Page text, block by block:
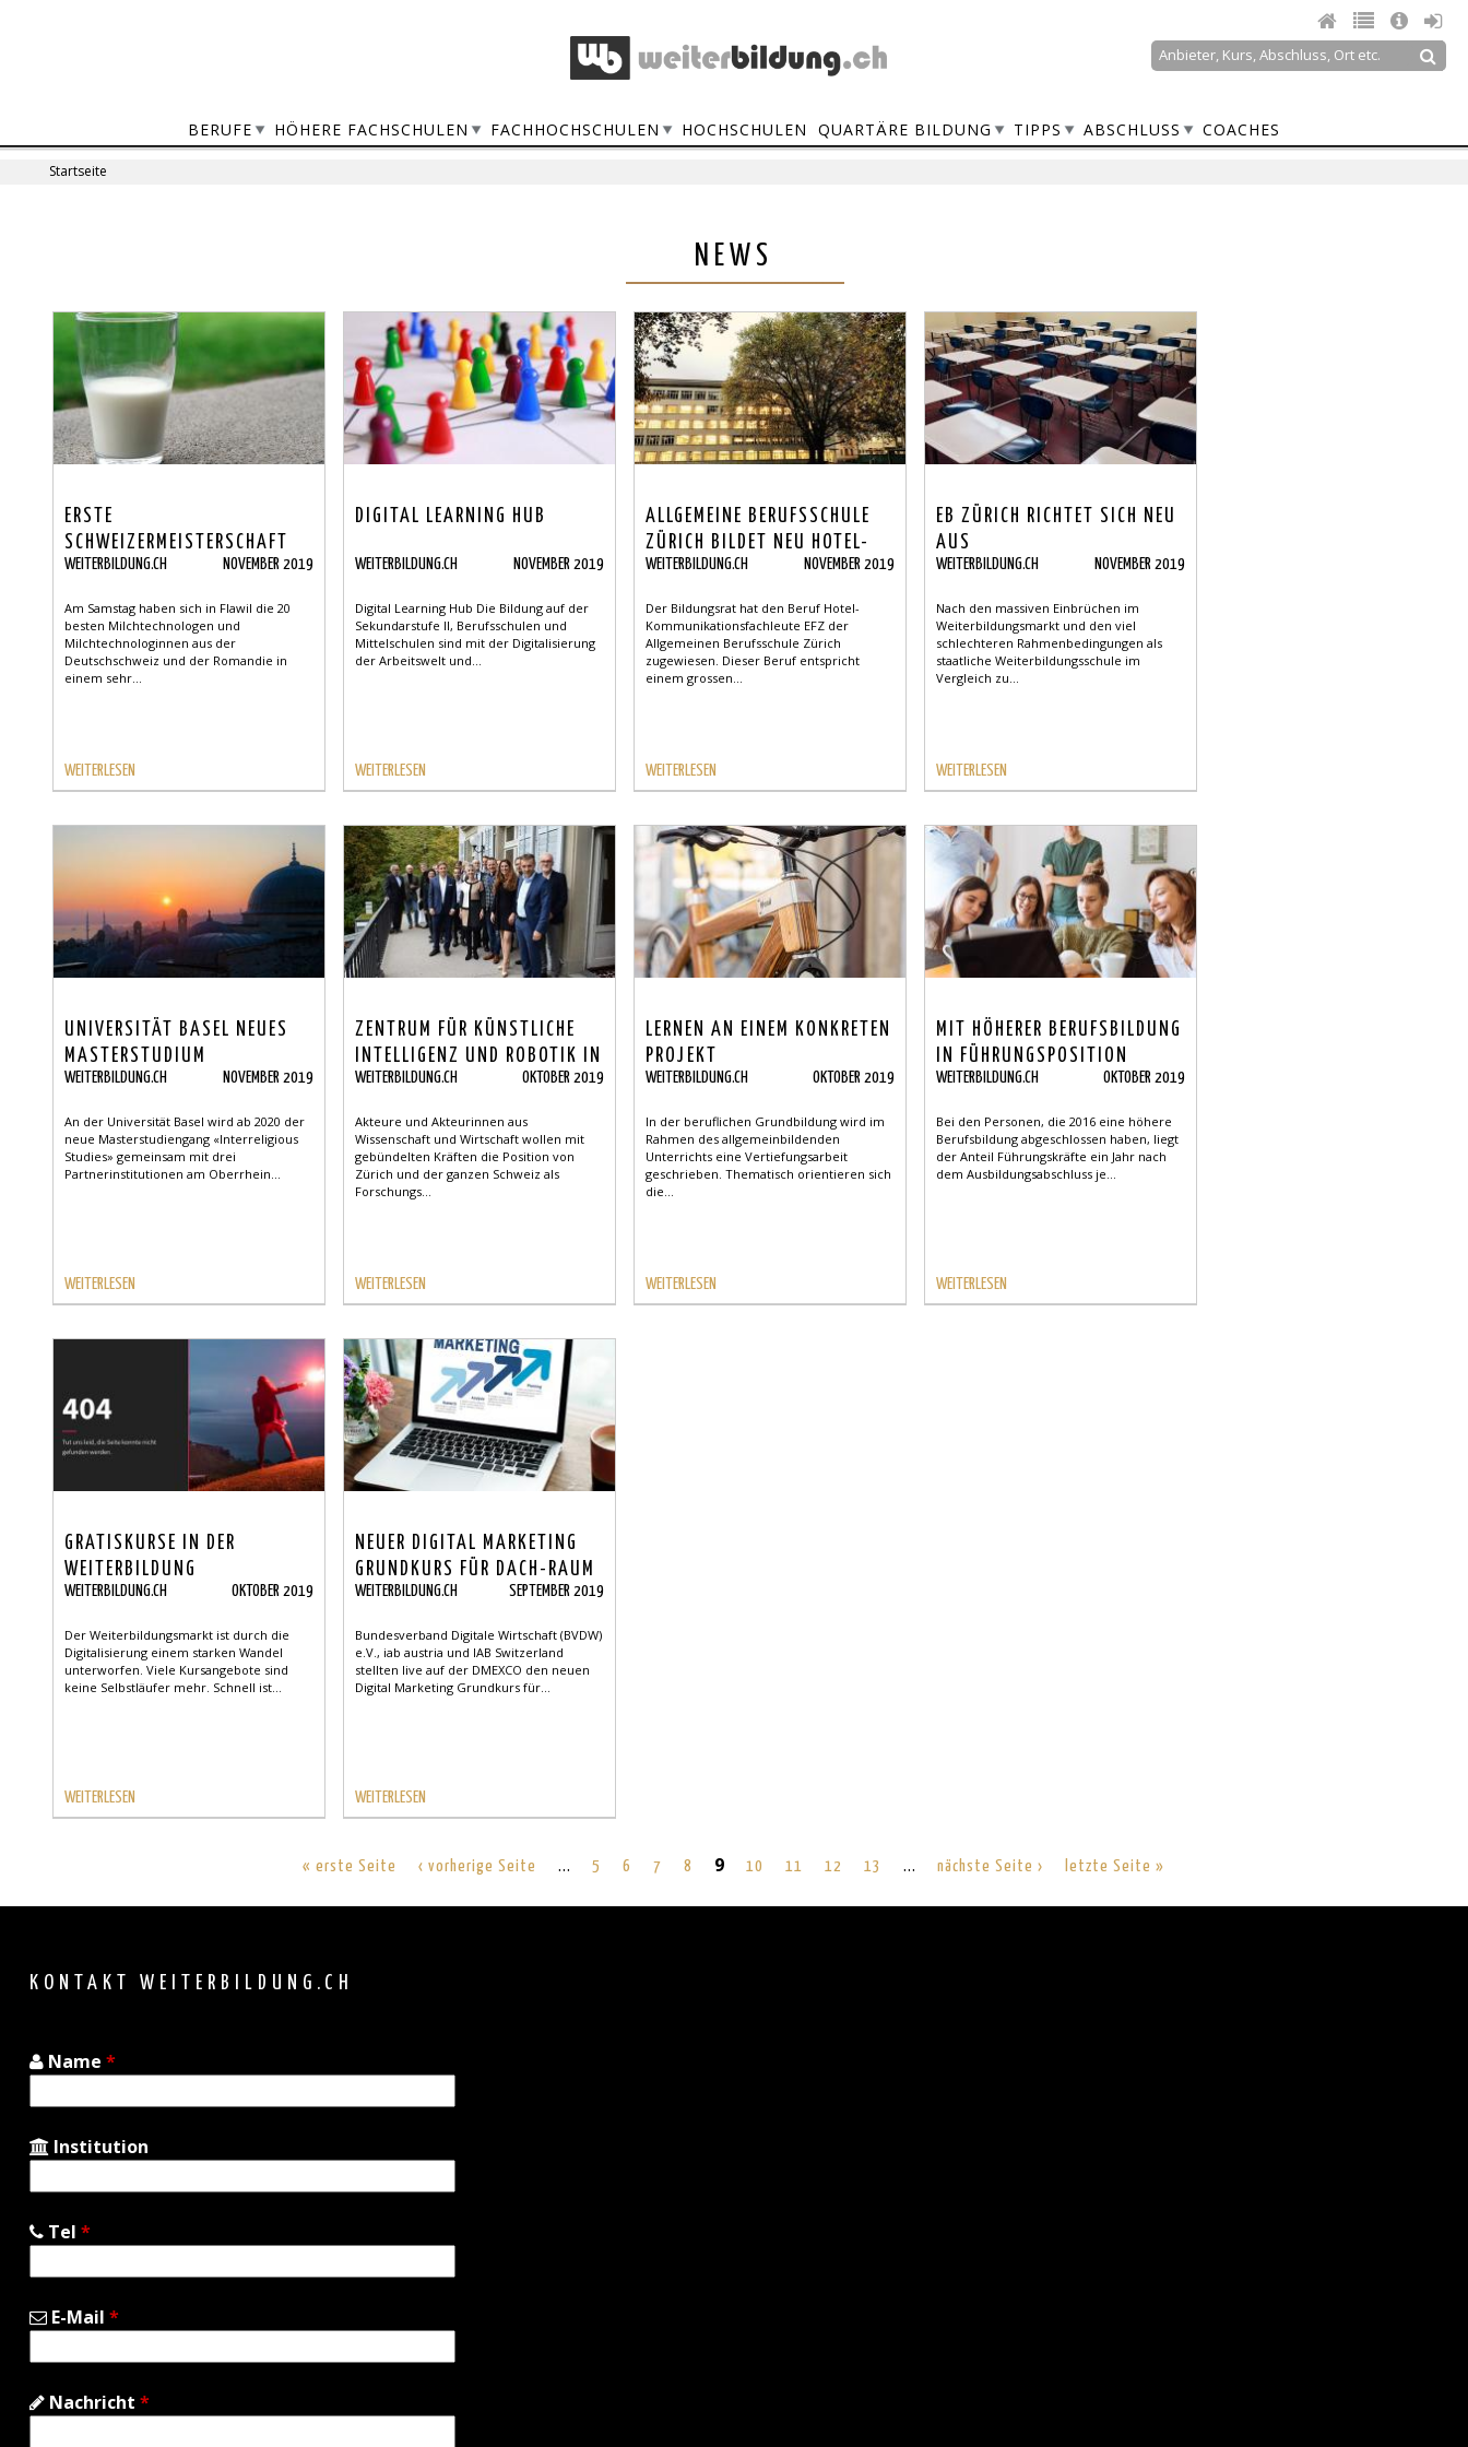
Suche
BERUFE HÖHERE FACHSCHULEN FACHHOCHSCHULEN HOCHSCHULEN QUARTÄRE BILDUNG TIPPS ABSCHLUSS COACHES
Startseite
NEWS
ERSTE
SCHWEIZERMEISTERSCHAFT
DER
WEITERBILDUNG.CH NOVEMBER 2019
Am Samstag haben sich in Flawil die 20
besten Milchtechnologen und
Milchtechnologinnen aus der
Deutschschweiz und der Romandie in
einem sehr...
WEITERLESEN
DIGITAL LEARNING HUB
WEITERBILDUNG.CH NOVEMBER 2019
Digital Learning Hub Die Bildung auf der
Sekundarstufe II, Berufsschulen und
Mittelschulen sind mit der Digitalisierung
der Arbeitswelt und...
WEITERLESEN
ALLGEMEINE BERUFSSCHULE
ZÜRICH BILDET NEU HOTEL-
KOMMUNIKATIONSFACHLEUTE
WEITERBILDUNG.CH NOVEMBER 2019
Der Bildungsrat hat den Beruf Hotel-
Kommunikationsfachleute EFZ der
Allgemeinen Berufsschule Zürich
zugewiesen. Dieser Beruf entspricht
einem grossen...
WEITERLESEN
EB ZÜRICH RICHTET SICH NEU
AUS
WEITERBILDUNG.CH NOVEMBER 2019
Nach den massiven Einbrüchen im
Weiterbildungsmarkt und den viel
schlechteren Rahmenbedingungen als
staatliche Weiterbildungsschule im
Vergleich zu...
WEITERLESEN
UNIVERSITÄT BASEL NEUES
MASTERSTUDIUM
«INTERRELIGIOUS STUDIES»
WEITERBILDUNG.CH NOVEMBER 2019
An der Universität Basel wird ab 2020 der
neue Masterstudiengang «Interreligious
Studies» gemeinsam mit drei
Partnerinstitutionen am Oberrhein...
WEITERLESEN
ZENTRUM FÜR KÜNSTLICHE
INTELLIGENZ UND ROBOTIK IN
ZÜRICH
WEITERBILDUNG.CH OKTOBER 2019
Akteure und Akteurinnen aus
Wissenschaft und Wirtschaft wollen mit
gebündelten Kräften die Position von
Zürich und der ganzen Schweiz als
Forschungs...
WEITERLESEN
LERNEN AN EINEM KONKRETEN
PROJEKT
WEITERBILDUNG.CH OKTOBER 2019
In der beruflichen Grundbildung wird im
Rahmen des allgemeinbildenden
Unterrichts eine Vertiefungsarbeit
geschrieben. Thematisch orientieren sich
die...
WEITERLESEN
MIT HÖHERER BERUFSBILDUNG
IN FÜHRUNGSPOSITION
WEITERBILDUNG.CH OKTOBER 2019
Bei den Personen, die 2016 eine höhere
Berufsbildung abgeschlossen haben, liegt
der Anteil Führungskräfte ein Jahr nach
dem Ausbildungsabschluss je...
WEITERLESEN
GRATISKURSE IN DER
WEITERBILDUNG
WEITERBILDUNG.CH OKTOBER 2019
Der Weiterbildungsmarkt ist durch die
Digitalisierung einem starken Wandel
unterworfen. Viele Kursangebote sind
keine Selbstläufer mehr. Schnell ist...
WEITERLESEN
NEUER DIGITAL MARKETING
GRUNDKURS FÜR DACH-RAUM
WEITERBILDUNG.CH SEPTEMBER 2019
Bundesverband Digitale Wirtschaft (BVDW)
e.V., iab austria und IAB Switzerland
stellten live auf der DMEXCO den neuen
Digital Marketing Grundkurs für...
WEITERLESEN
Seiten
« erste Seite ‹ vorherige Seite … 5 6 7 8 9 10 11 12 13 … nächste Seite › letzte Seite »
top
KONTAKT WEITERBILDUNG.CH
Name *
Institution
Tel *
E-Mail *
Nachricht *